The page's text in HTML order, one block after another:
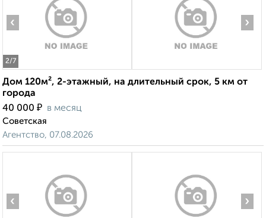
2/7
‹ ›
Дом 120м², 2-этажный, на длительный срок, 5 км от
города
40 000 ₽ в месяц
Советская
Агентство, 07.08.2026
‹ ›